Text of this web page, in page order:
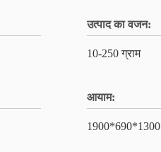
उत्पाद का वजन:
10-250 ग्राम
आयाम:
1900*690*1300